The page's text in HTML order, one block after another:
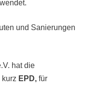
und Sanierungen
hat die
EPD, für